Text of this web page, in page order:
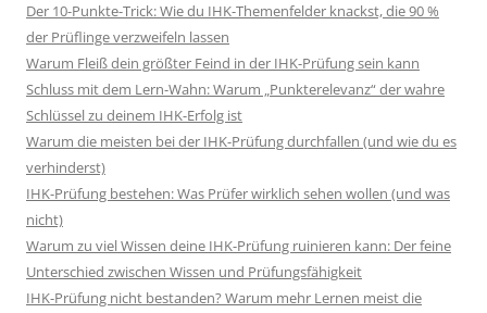
Der 10-Punkte-Trick: Wie du IHK-Themenfelder knackst, die 90 %
der Prüflinge verzweifeln lassen
Warum Fleiß dein größter Feind in der IHK-Prüfung sein kann
Schluss mit dem Lern-Wahn: Warum „Punkterelevanz“ der wahre
Schlüssel zu deinem IHK-Erfolg ist
Warum die meisten bei der IHK-Prüfung durchfallen (und wie du es
verhinderst)
IHK-Prüfung bestehen: Was Prüfer wirklich sehen wollen (und was
nicht)
Warum zu viel Wissen deine IHK-Prüfung ruinieren kann: Der feine
Unterschied zwischen Wissen und Prüfungsfähigkeit
IHK-Prüfung nicht bestanden? Warum mehr Lernen meist die